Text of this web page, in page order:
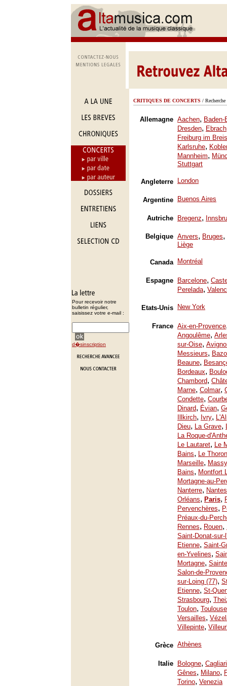
Pour recevoir notre
bulletin régulier,
saisissez votre e-mail :
d�sinscription
CRITIQUES DE CONCERTS /
Allemagne Aachen, Baden-
Dresden, Ebrach
Freiburg im
Karlsruhe,
Mannheim,
Stuttgart
Angleterre London
Argentine Buenos Aires
Autriche Bregenz,
Belgique Anvers, Bruges,
Liège
Canada Montréal
Espagne Barcelone,
Perelada,
Etats-Unis New York
France Aix-en-Provence
Angoulême,
sur-Oise,
Messieurs,
Beaune,
Bordeaux,
Chambord,
Marne, Colmar,
Condette,
Dinard, Évian,
Illkirch, Ivry,
Dieu, La Grave,
La Roque-
Le Lautaret, Le
Bains, Le
Marseille, Massy
Bains, Montfort
Mortagne-au-
Nanterre, Nantes
Orléans, Paris,
Pervenchères,
Préaux-du-
Rennes, Rouen,
Saint-Donat-sur-
Etienne, Saint-
en-Yvelines,
Mortagne,
Salon-de-
sur-Loing (77),
Etienne, St-
Strasbourg,
Toulon, Toulouse
Versailles,
Villepinte,
Grèce Athènes
Italie Bologne, Cagliari
Gênes, Milano,
Torino, Venezia